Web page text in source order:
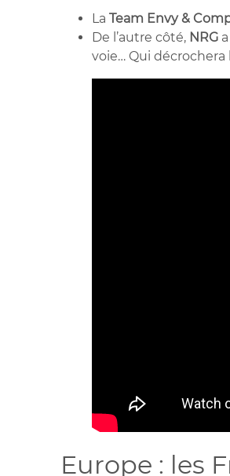
LaTeam Envy &
De l’autre côté, NRG
voie… Qui
Europe : les